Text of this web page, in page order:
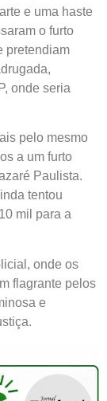
e uma haste
o furto
pretendiam
onde seria
pelo mesmo
a um furto
Paulista.
tentou
mil para a
onde os
flagrante pelos
e